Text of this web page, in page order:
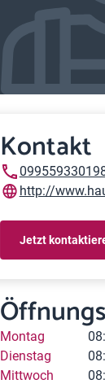
Kontakt
http://
Jetzt
Montag
Dienstag
Mittwoch